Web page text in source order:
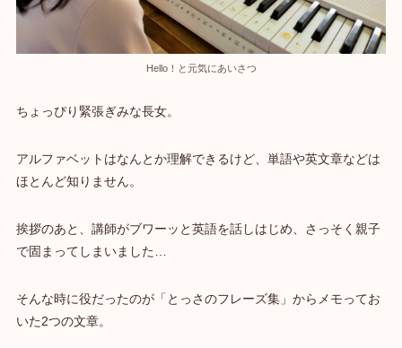
Hello！と元気にあいさつ
ちょっぴり緊張ぎみな長女。
アルファベットはなんとか理解できるけど、単語や英文章などは
ほとんど知りません。
挨拶のあと、講師がブワーッと英語を話しはじめ、さっそく親子
で固まってしまいました…
そんな時に役だったのが「とっさのフレーズ集」からメモってお
いた2つの文章。